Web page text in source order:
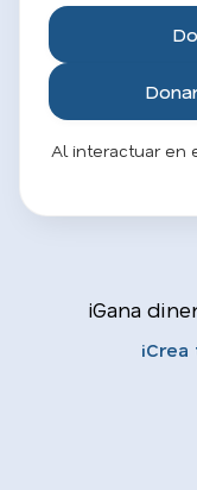
Al interactuar en
¡Gana